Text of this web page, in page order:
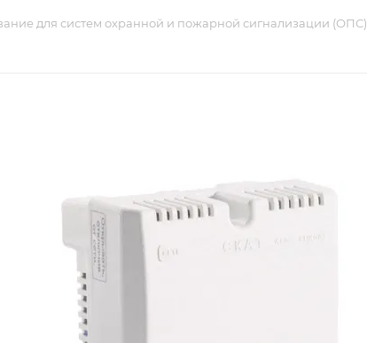
для систем охранной и пожарной сигнализации (ОПС)